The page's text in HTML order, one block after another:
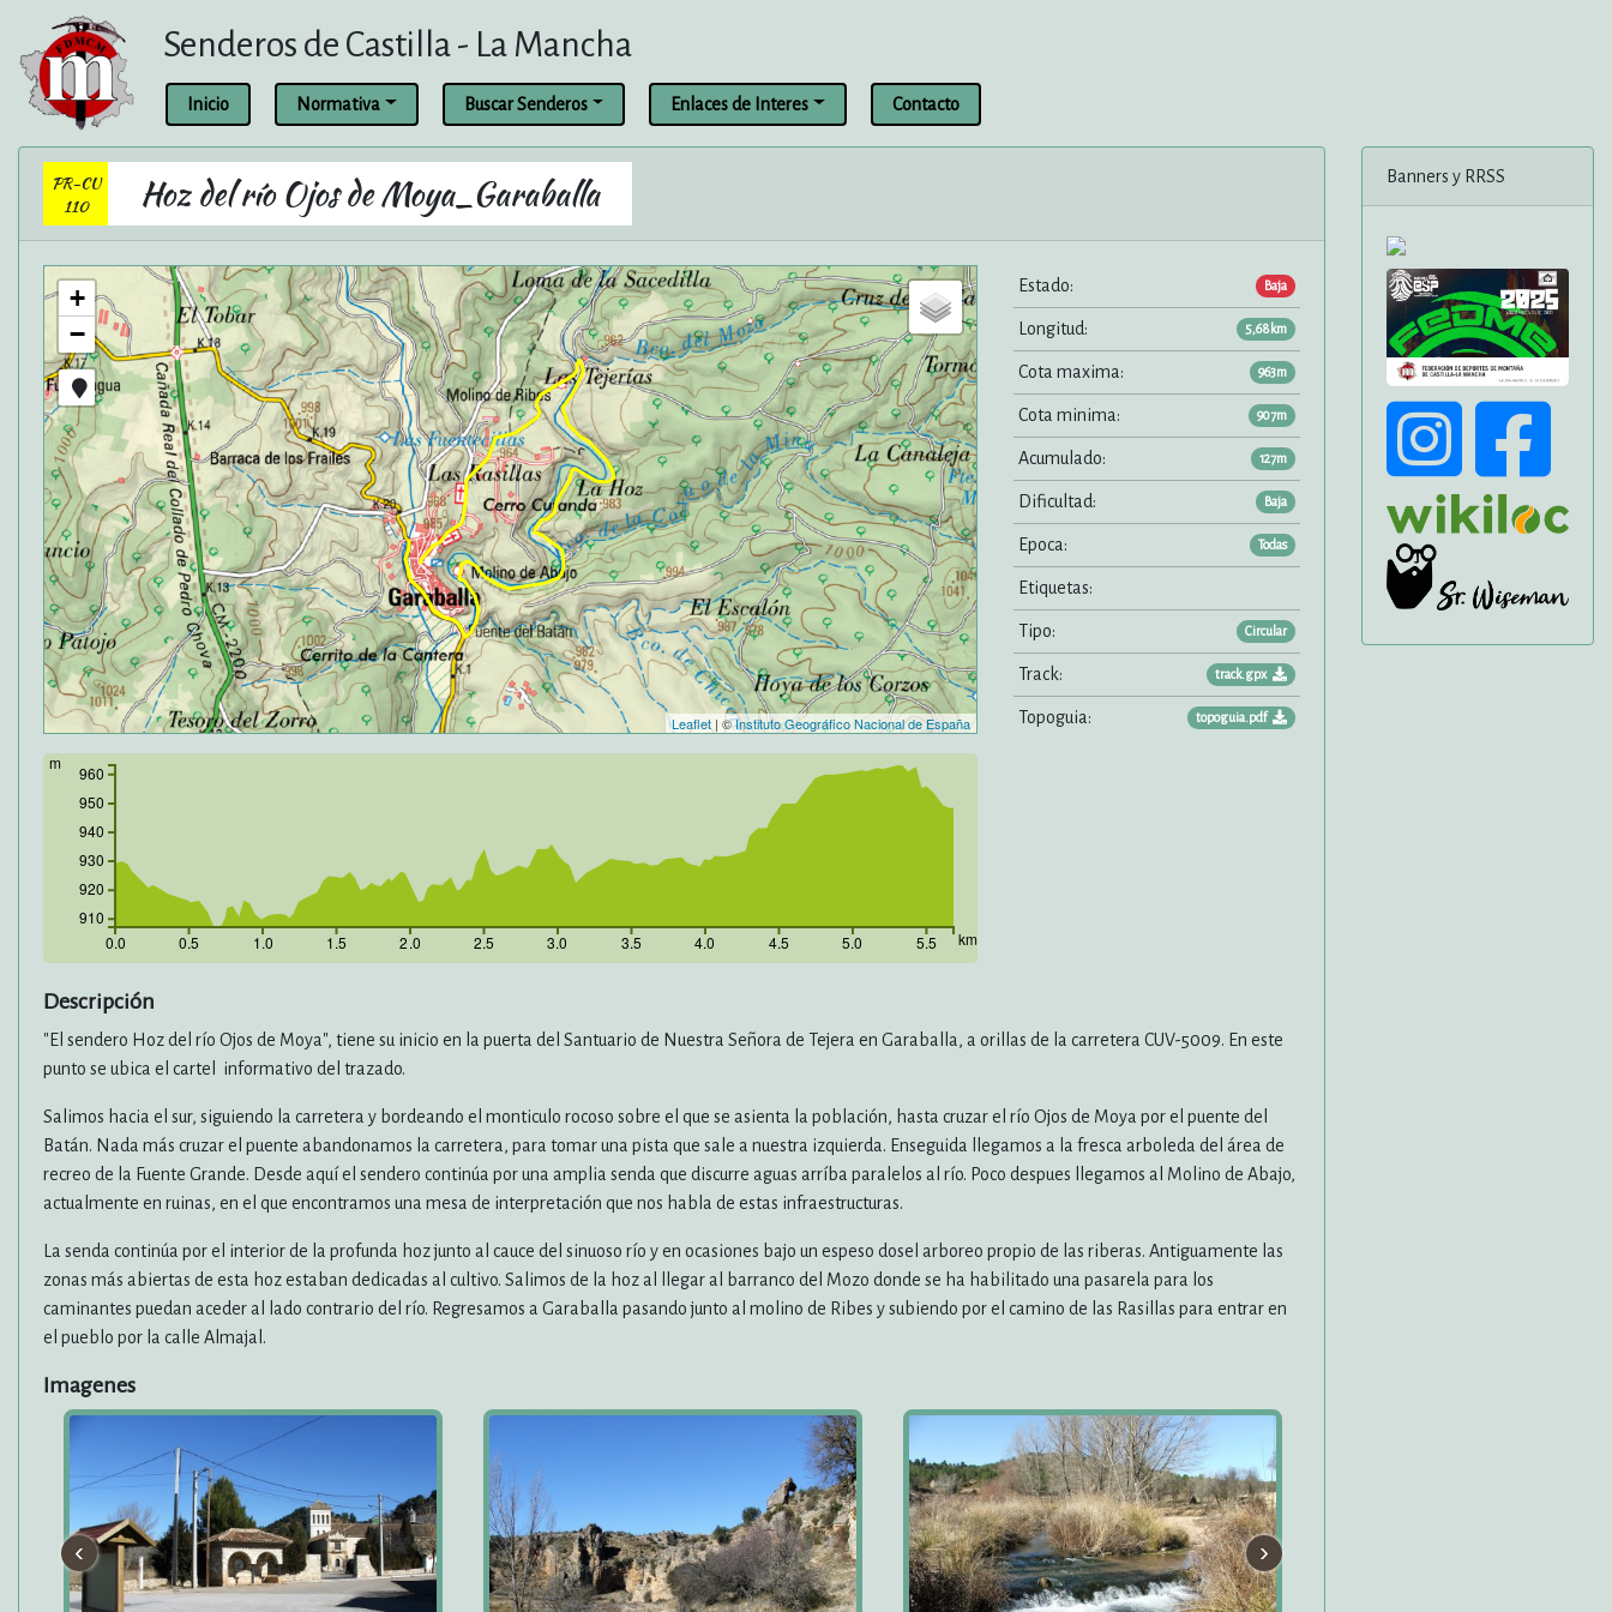
Senderos de Castilla - La Mancha
Inicio Normativa Buscar Senderos Enlaces de Interes Contacto
PR-CU
110
Hoz del río Ojos de Moya_Garaballa
+
−
Leaflet| ©Instituto Geográfico Nacional de España
0.0 0.5 1.0 1.5 2.0 2.5 3.0 3.5 4.0 4.5 5.0 5.5 km
910
920
930
940
950
960
m
Estado: Baja
Longitud: 5,68km
Cota maxima: 963m
Cota minima: 907m
Acumulado: 127m
Dificultad: Baja
Epoca: Todas
Etiquetas:
Tipo: Circular
Track: track.gpx
Topoguia: topoguia.pdf
Descripción
"El sendero Hoz del río Ojos de Moya", tiene su inicio en la puerta del Santuario de Nuestra Señora de Tejera en Garaballa, a orillas de la carretera CUV-5009. En este
punto se ubica el cartel informativo del trazado.
Salimos hacia el sur, siguiendo la carretera y bordeando el monticulo rocoso sobre el que se asienta la población, hasta cruzar el río Ojos de Moya por el puente del
Batán. Nada más cruzar el puente abandonamos la carretera, para tomar una pista que sale a nuestra izquierda. Enseguida llegamos a la fresca arboleda del área de
recreo de la Fuente Grande. Desde aquí el sendero continúa por una amplia senda que discurre aguas arríba paralelos al río. Poco despues llegamos al Molino de Abajo,
actualmente en ruinas, en el que encontramos una mesa de interpretación que nos habla de estas infraestructuras.
La senda continúa por el interior de la profunda hoz junto al cauce del sinuoso río y en ocasiones bajo un espeso dosel arboreo propio de las riberas. Antiguamente las
zonas más abiertas de esta hoz estaban dedicadas al cultivo. Salimos de la hoz al llegar al barranco del Mozo donde se ha habilitado una pasarela para los
caminantes puedan aceder al lado contrario del río. Regresamos a Garaballa pasando junto al molino de Ribes y subiendo por el camino de las Rasillas para entrar en
el pueblo por la calle Almajal.
Imagenes
‹ ›
Banners y RRSS